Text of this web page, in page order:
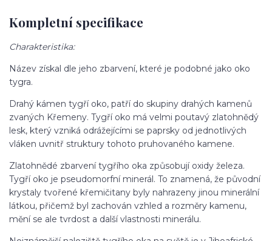
Kompletní specifikace
Charakteristika:
Název získal dle jeho zbarvení, které je podobné jako oko
tygra.
Drahý kámen tygří oko, patří do skupiny drahých kamenů
zvaných Křemeny. Tygří oko má velmi poutavý zlatohnědý
lesk, který vzniká odrážejícími se paprsky od jednotlivých
vláken uvnitř struktury tohoto pruhovaného kamene.
Zlatohnědé zbarvení tygřího oka způsobují oxidy železa.
Tygří oko je pseudomorfní minerál. To znamená, že původní
krystaly tvořené křemičitany byly nahrazeny jinou minerální
látkou, přičemž byl zachován vzhled a rozměry kamenu,
mění se ale tvrdost a další vlastnosti minerálu.